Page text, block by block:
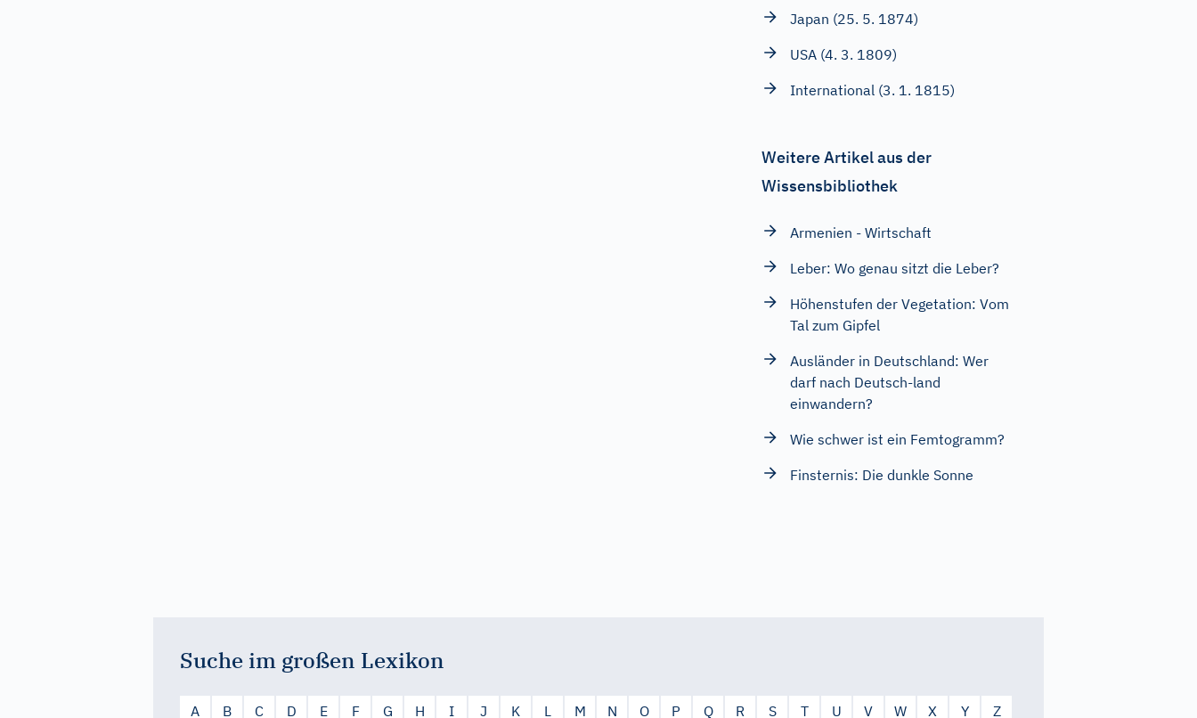
Japan (25. 5. 1874)
USA (4. 3. 1809)
International (3. 1. 1815)
Weitere Artikel aus der
Wissensbibliothek
Armenien - Wirtschaft
Leber: Wo genau sitzt die Leber?
Höhenstufen der Vegetation: Vom
Tal zum Gipfel
Ausländer in Deutschland: Wer
darf nach Deutsch-land
einwandern?
Wie schwer ist ein Femtogramm?
Finsternis: Die dunkle Sonne
Suche im großen Lexikon
A B C D E F G H I J K L M N O P Q R S T U V W X Y Z